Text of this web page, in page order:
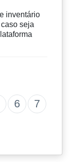
inventário
seja
6
7